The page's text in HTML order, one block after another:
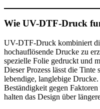
Wie UV-DTF-Druck
UV-DTF-Druck kombiniert
hochauflösende Drucke zu
spezielle Folie gedruckt und
Dieser Prozess lässt die
lebendige, langlebige
Beständigkeit gegen
halten das Design über